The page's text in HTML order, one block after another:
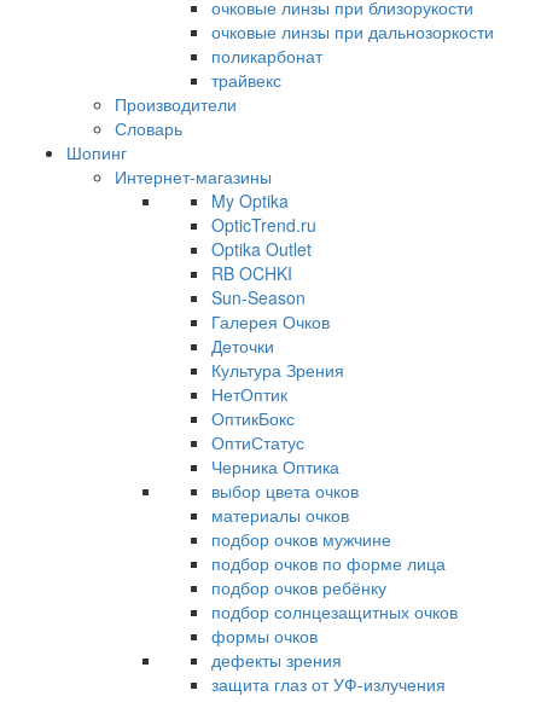
очковые линзы при близорукости
очковые линзы при дальнозоркости
поликарбонат
трайвекс
Производители
Словарь
Шопинг
Интернет-магазины
My Optika
OpticTrend.ru
Optika Outlet
RB OCHKI
Sun-Season
Галерея Очков
Деточки
Культура Зрения
НетОптик
ОптикБокс
ОптиСтатус
Черника Оптика
выбор цвета очков
материалы очков
подбор очков мужчине
подбор очков по форме лица
подбор очков ребёнку
подбор солнцезащитных очков
формы очков
дефекты зрения
защита глаз от УФ-излучения